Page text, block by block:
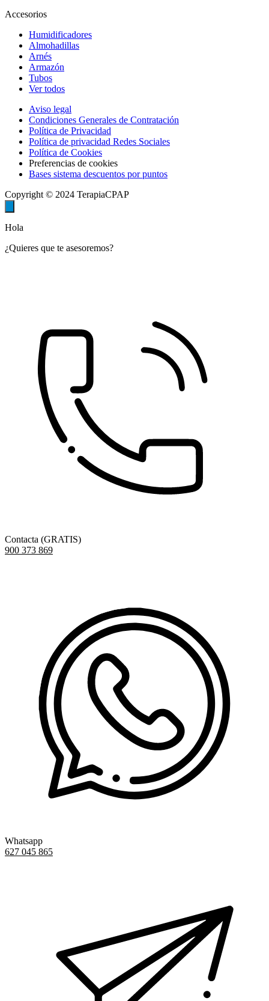
Accesorios
Humidificadores
Almohadillas
Arnés
Armazón
Tubos
Ver todos
Aviso legal
Condiciones Generales de Contratación
Política de Privacidad
Política de privacidad Redes Sociales
Política de Cookies
Preferencias de cookies
Bases sistema descuentos por puntos
Copyright © 2024 TerapiaCPAP
Hola
¿Quieres que te asesoremos?
Contacta (GRATIS)
900 373 869
Whatsapp
627 045 865